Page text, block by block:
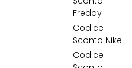
Freddy
Codice
Sconto Nike
Codice